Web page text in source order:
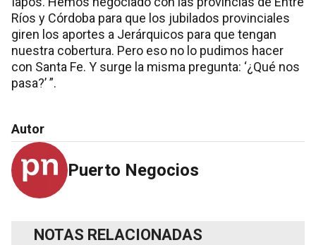
Ríos y Córdoba para que los jubilados provinciales
giren los aportes a Jerárquicos para que tengan
nuestra cobertura. Pero eso no lo pudimos hacer
con Santa Fe. Y surge la misma pregunta: ‘¿Qué nos
pasa?’ ”.
Autor
Puerto Negocios
NOTAS RELACIONADAS